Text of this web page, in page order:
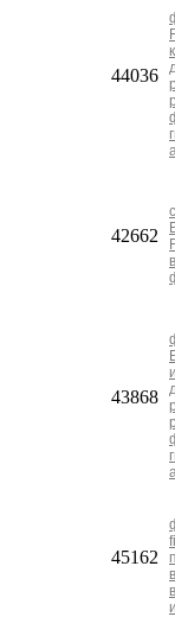
44036
42662
43868
45162